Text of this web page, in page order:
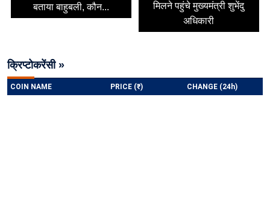
बताया बाहुबली, कौन...
मिलने पहुंचे मुख्यमंत्री शुभेंदु
अधिकारी
क्रिप्टोकरेंसी »